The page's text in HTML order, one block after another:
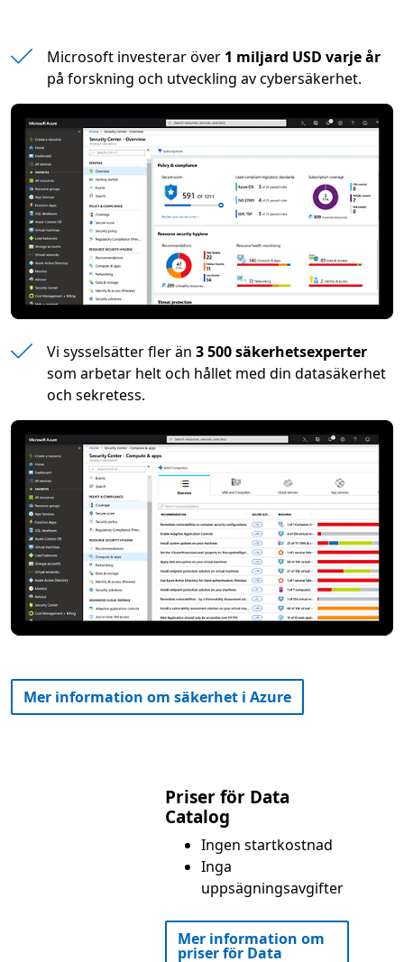
Microsoft investerar över 1 miljard USD varje år
på forskning och utveckling av cybersäkerhet.
Vi sysselsätter fler än 3 500 säkerhetsexperter
som arbetar helt och hållet med din datasäkerhet
och sekretess.
Mer information om säkerhet i Azure
Priser för Data
Catalog
Ingen startkostnad
Inga
uppsägningsavgifter
Mer information om
priser för Data